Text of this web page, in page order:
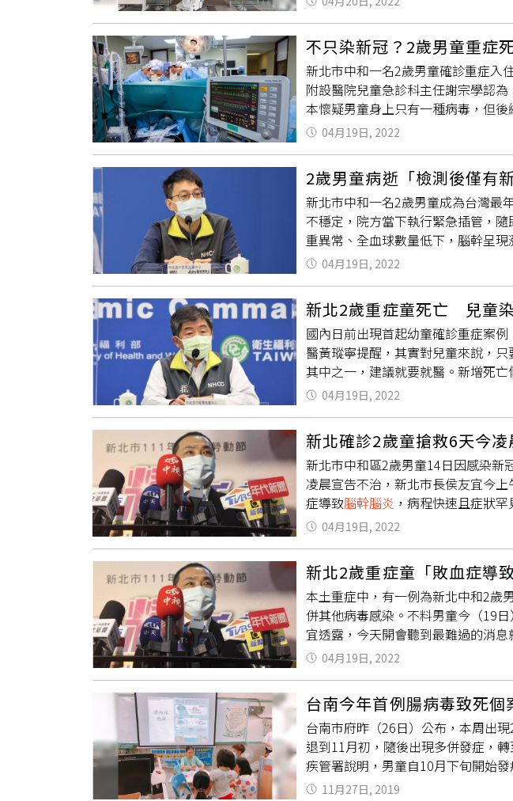
台灣流行之B4亞基因型病毒株，配
亞型病毒具優異交叉保護力，適用
一大福音。何美鄉博士與簡佳裕醫
入腸病毒高峰期，腸病毒疫情逐漸
物，在48小時內服用，降低病毒血
炎的病程超快，似乎是前驅症狀出
腦炎個案看到症狀、發現徵兆時都
留意8大前驅症狀、及時就醫請醫師
例，已於5/23拔掉呼吸管且恢復意
打電話到衛生局，明明孩子活動力
沒分流的狀態！」張凱音說，現在
已。張凱音說，可以理解父母現在
無法好好休息。更重要的是，如果
「重症個案會死在外面」，因為根
天她常常都是忙到清晨4點才能回家
行。醫師提醒，當孩子出現精神不
室）根據指揮中心4/11公布的確診
者所屬縣市政府也要指定責任醫院
始，才會導致輕重症無法分流。」
藥後，若活動力依舊不佳，就要提
注意。「如果能搭配遠端視訊診療
感染科醫師黃瑽寧則提醒，不論是
吐不止」、「頻頻氣喘」、「疼痛
上，目前也建議積極就醫。
不只染新冠？2歲男童重
新北市中和一名2歲男童確診重症入
附設醫院兒童急診科主任謝宗學認
本懷疑男童身上只有一種病毒，但
引發急性腦炎重症，讓外界憂心忡
緊密，病毒有機會順著血流進入腦
成嚴重腦炎的文獻報告。專家表示
副組長羅一鈞表示，追溯男童感染
發燒的症狀，4月14日就醫採檢確診
診後，有再加上瑞德西韋來使用，
還是不佳，在今天離世。羅一鈞指
毒的檢驗，但目前沒有檢測到其他
04月19日, 2022
2歲男童病逝「檢測後僅有
新北市中和一名2歲男童成為台灣最
不穩定，院方當下執行緊急插管，
重異常、全血球數量低下，腦幹呈
予抗發炎單株抗體藥物、抗病毒藥
共同會診，一度懷疑男童除了感染
腦幹腦炎
童被懷疑身上不只有一種病毒，但
的報告仍需要一段時間。羅一鈞表
獲得改善，但整體來說病況始終沒
疫的，這部份還要釐清。
04月19日, 2022
新北2歲重症童死亡 兒童
國內日前出現首起幼童確診重症案
醫黃瑽寧提醒，其實對兒童來說，
其中之一，建議就要就醫。新增死
出現數名兒童染重症，甚至導致死
管，最後仍不治，對此，中央流行
雙和或台大也好，這些專家都進了
至急診，到院時已意識不清、高燒
間，除支持性療法外，陸續給予抗
血症，導致腦幹腦炎，於4月19日凌
情也有2例兒童確診後引發腦炎死亡
風險較高，新北市這名男童因染疫
父母憂心，對此，中央流行疫情指
一鈞說過孩童一旦染疫後出現幾種
鼻水（鼻塞）、發燒及全身倦怠等
意，趕緊打119送醫。（1）抽搐、
難，代表可能有肺炎。（3）持續胸
青，很可能是休克症狀、缺氧。預
兆，要立即就醫。兒童若發燒超過
差，或者12小時以上沒吃東西，也
出，「真的要發炎的時候，通常是
瑽寧提醒孩童送急診的4時機。（圖
作的兒科醫師，每年都會碰到一、
甚至多數是找不到原因的」。黃瑽
差不多」，他也提醒，不管是新冠
佳、嘔吐不止、氣喘不休、疼痛難
04月19日, 2022
新北確診2歲童搶救6天今
新北市中和區2歲男童14日因感染新
凌晨宣告不治，新北市長侯友宜今
症導致腦幹腦炎 ，病程快速且症狀
萬分悲慟，而所有醫療人員在第一
關規範下有這麼多限制，應快速調
表示，男童14日被送到醫院急診，
報告呈現異常，包括肝臟功能、全
體藥物，並於16日邀請台大兒科重
腦炎，最終於今凌晨3時許離世。
04月19日, 2022
新北2歲重症童「敗血症導
本土重症中，有一例為新北中和2歲
併其他病毒感染。不料男童今（19
宜透露，今天開會聽到最難過的消
院、台大醫院，所有小兒重症科專
我們深感自責。」侯友宜哽咽地說
出，2歲男童於本月14日緊急送至本
送至負壓加護病房進行搶救；當時
漫性水腫，病程快速且症狀罕見。
病毒藥物進行治療；另外，於4月16
率，然男童仍因急性新冠病毒感染併
04月19日, 2022
台南今年首例腸病毒致死
台南市府昨（26日）公布，本周出
退到11月初，隨後出現多併發症，
疾管署說明，男童自10月下旬開始
糊、呼吸困難，心肺衰竭及休克症狀
11月27日, 2019